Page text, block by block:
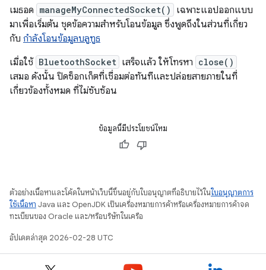
เมธอด manageMyConnectedSocket()
เฉพาะแอปออกแบบ
มาเพื่อเริ่มต้น ชุดข้อความสำหรับโอนข้อมูล ซึ่งพูดถึงในส่วนที่เกี่ยว
กับ กำลังโอนข้อมูลบลูทูธ
เมื่อใช้ BluetoothSocket เสร็จแล้ว ให้โทรหา close()
เสมอ ดังนั้น ปิดซ็อกเก็ตที่เชื่อมต่อทันทีและปล่อยสายภายในที่
เกี่ยวข้องทั้งหมด ที่ไม่ซับซ้อน
ข้อมูลนี้มีประโยชน์ไหม
ตัวอย่างเนื้อหาและโค้ดในหน้าเว็บนี้ขึ้นอยู่กับใบอนุญาตที่อธิบายไว้ในใบอนุญาตการ
ใช้เนื้อหา Java และ OpenJDK เป็นเครื่องหมายการค้าหรือเครื่องหมายการค้าจด
ทะเบียนของ Oracle และ/หรือบริษัทในเครือ
อัปเดตล่าสุด 2026-02-28 UTC